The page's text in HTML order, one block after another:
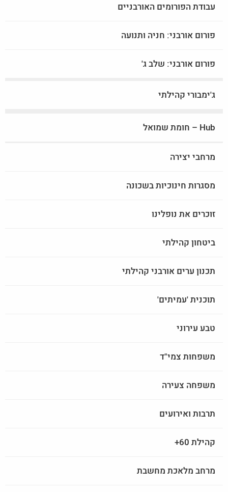
עבודת הפורומים האורבניים
פורום אורבני: חניה ותנועה
פורום אורבני: שלב ג'
ג'ימבורי קהילתי
Hub – חומת שמואל
מרחבי יצירה
מסגרות חינוכיות בשכונה
זוכרים את נופלינו
ביטחון קהילתי
תכנון ערים אורבני קהילתי
תוכנית 'עמיתים'
טבע עירוני
משפחות צמי"ד
משפחה צעירה
תרבות ואירועים
קהילת 60+
מרחב מלאכת מחשבת